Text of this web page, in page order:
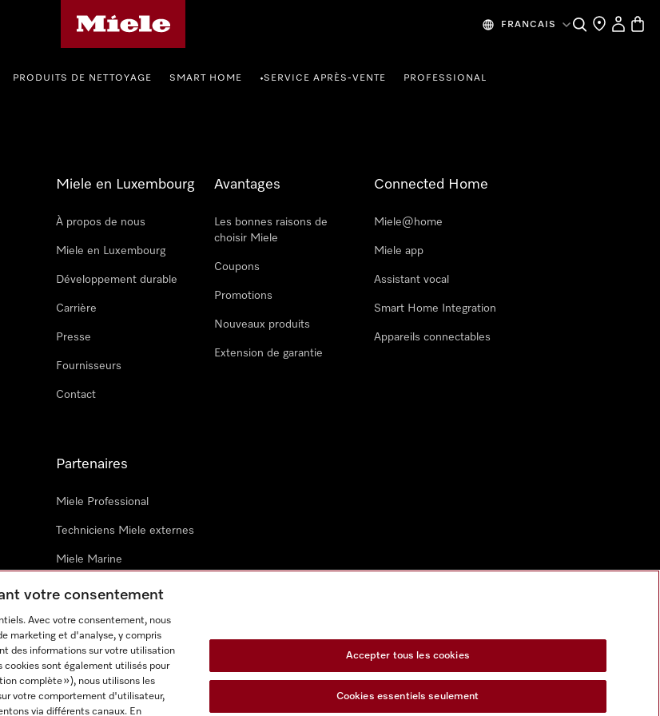
FRANCAIS Recherche
MesPanier
PRODUITS DE NETTOYAGE SMART HOME •SERVICE APRÈS-VENTE PROFESSIONAL
Miele en Luxembourg
À propos de nous
Miele en Luxembourg
Développement durable
Carrière
Presse
Fournisseurs
Contact
Avantages
Les bonnes raisons de
choisir Miele
Coupons
Promotions
Nouveaux produits
Extension de garantie
Connected Home
Miele@home
Miele app
Assistant vocal
Smart Home Integration
Appareils connectables
Partenaires
Miele Professional
Techniciens Miele externes
Miele Marine
Architectes & promoteurs
Déclaration d'accessibilité
Formulaire de rétractation
votre consentement
Avec votre consentement, nous
marketing et d'analyse, y compris
des informations sur votre utilisation
cookies sont également utilisés pour
complète »), nous utilisons les
votre comportement d'utilisateur,
via différents canaux. En
Accepter tous les cookies
Cookies essentiels seulement